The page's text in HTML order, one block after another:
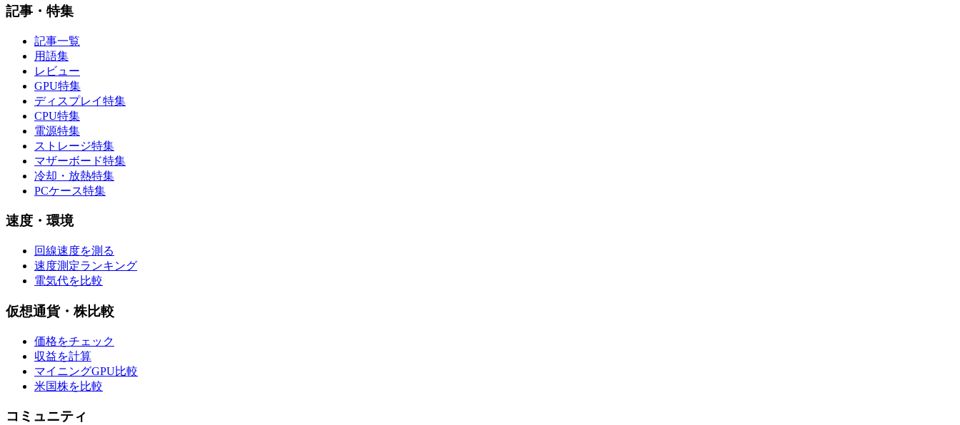
記事・特集
記事一覧
用語集
レビュー
GPU特集
ディスプレイ特集
CPU特集
電源特集
ストレージ特集
マザーボード特集
冷却・放熱特集
PCケース特集
速度・環境
回線速度を測る
速度測定ランキング
電気代を比較
仮想通貨・株比較
価格をチェック
収益を計算
マイニングGPU比較
米国株を比較
コミュニティ